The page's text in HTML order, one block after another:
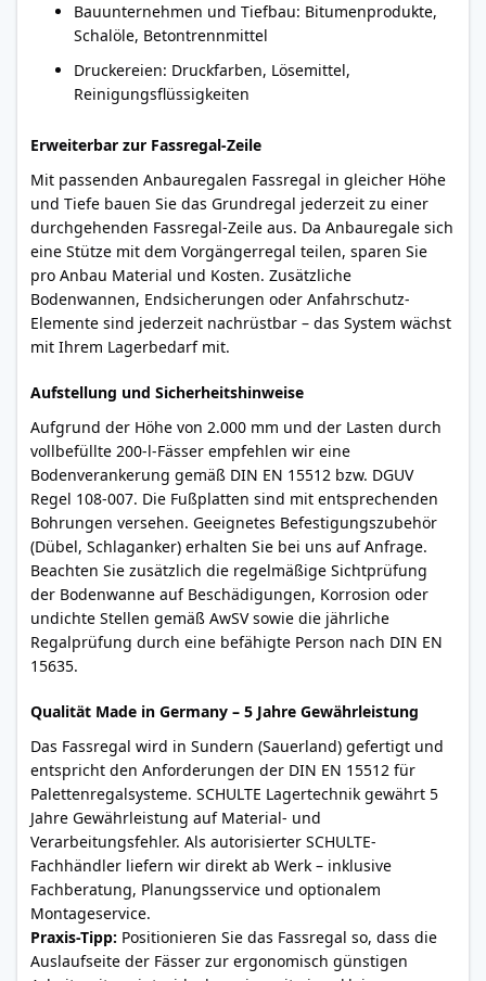
Bauunternehmen und Tiefbau: Bitumenprodukte,
Schalöle, Betontrennmittel
Druckereien: Druckfarben, Lösemittel,
Reinigungsflüssigkeiten
Erweiterbar zur Fassregal-Zeile
Mit passenden Anbauregalen Fassregal in gleicher Höhe
und Tiefe bauen Sie das Grundregal jederzeit zu einer
durchgehenden Fassregal-Zeile aus. Da Anbauregale sich
eine Stütze mit dem Vorgängerregal teilen, sparen Sie
pro Anbau Material und Kosten. Zusätzliche
Bodenwannen, Endsicherungen oder Anfahrschutz-
Elemente sind jederzeit nachrüstbar – das System wächst
mit Ihrem Lagerbedarf mit.
Aufstellung und Sicherheitshinweise
Aufgrund der Höhe von 2.000 mm und der Lasten durch
vollbefüllte 200-l-Fässer empfehlen wir eine
Bodenverankerung gemäß DIN EN 15512 bzw. DGUV
Regel 108-007. Die Fußplatten sind mit entsprechenden
Bohrungen versehen. Geeignetes Befestigungszubehör
(Dübel, Schlaganker) erhalten Sie bei uns auf Anfrage.
Beachten Sie zusätzlich die regelmäßige Sichtprüfung
der Bodenwanne auf Beschädigungen, Korrosion oder
undichte Stellen gemäß AwSV sowie die jährliche
Regalprüfung durch eine befähigte Person nach DIN EN
15635.
Qualität Made in Germany – 5 Jahre Gewährleistung
Das Fassregal wird in Sundern (Sauerland) gefertigt und
entspricht den Anforderungen der DIN EN 15512 für
Palettenregalsysteme. SCHULTE Lagertechnik gewährt 5
Jahre Gewährleistung auf Material- und
Verarbeitungsfehler. Als autorisierter SCHULTE-
Fachhändler liefern wir direkt ab Werk – inklusive
Fachberatung, Planungsservice und optionalem
Montageservice.
Praxis-Tipp: Positionieren Sie das Fassregal so, dass die
Auslaufseite der Fässer zur ergonomisch günstigen